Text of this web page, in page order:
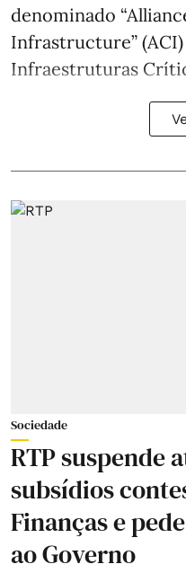
denominado
Infrastructure”
Infraestruturas
Sociedade
RTP suspende
subsídios
Finanças e
ao Governo